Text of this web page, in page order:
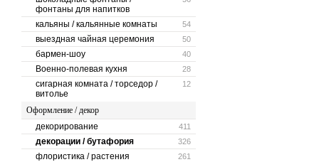
фонтаны для напитков
54
кальяны / кальянные комнаты
50
выездная чайная церемония
40
бармен-шоу
28
Военно-полевая кухня
12
сигарная комната / торседор /
витолье
Оформление / декор
411
декорирование
326
декорации / бутафория
261
флористика / растения